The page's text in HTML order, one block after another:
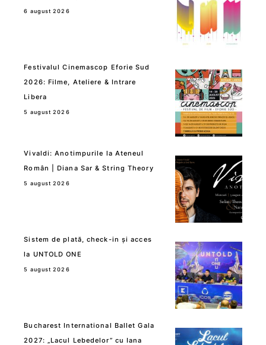
6 august 2026
Festivalul Cinemascop Eforie Sud
2026: Filme, Ateliere & Intrare
Libera
5 august 2026
Vivaldi: Anotimpurile la Ateneul
Român | Diana Sar & String Theory
5 august 2026
Sistem de plată, check-in și acces
la UNTOLD ONE
5 august 2026
Bucharest International Ballet Gala
2027: „Lacul Lebedelor” cu Iana